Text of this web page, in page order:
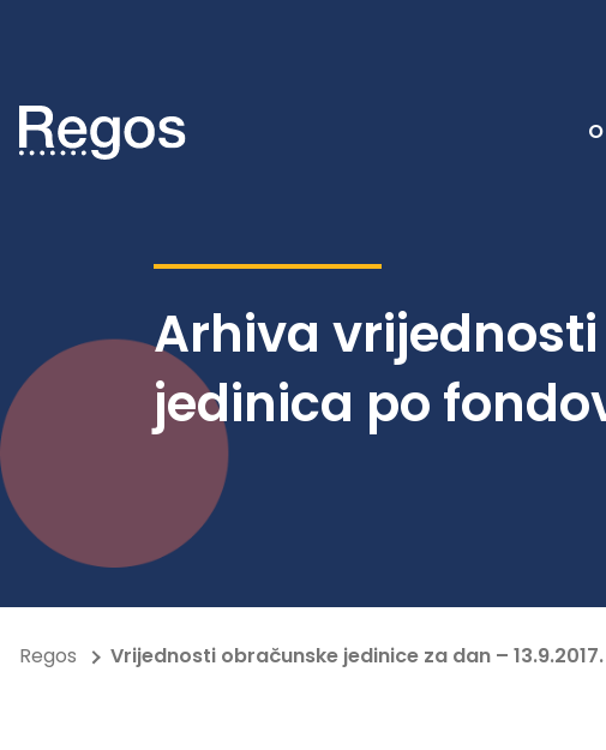
Arhiva
jedinica po
Regos Vrijednosti obračunske jedinice za dan – 13.9.2017.